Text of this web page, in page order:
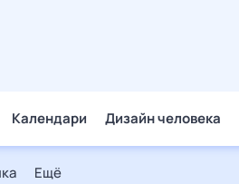
Календари Дизайн человека
Ещё